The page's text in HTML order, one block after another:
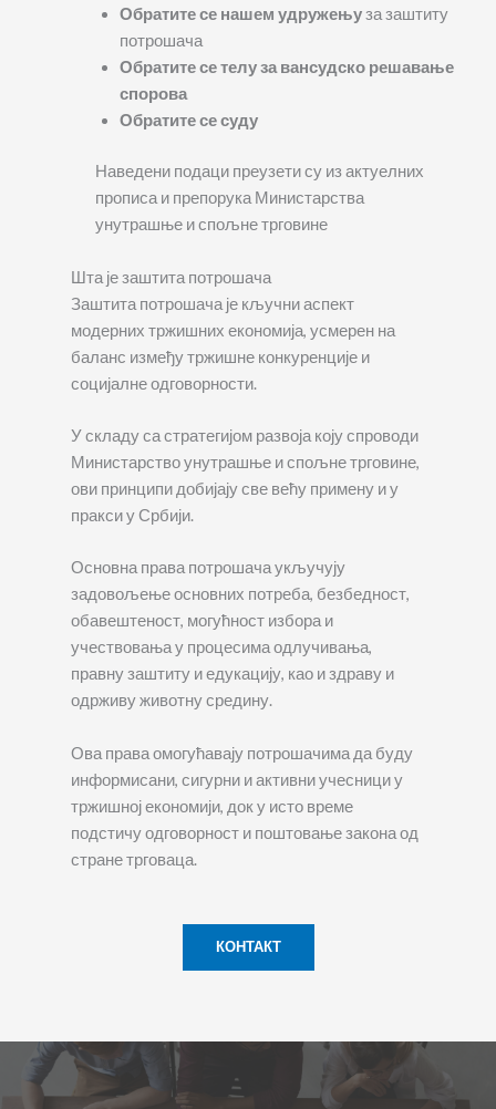
Обратите се нашем удружењуза заштиту
потрошача
Обратите се телу за вансудско решавање
спорова
Обратите се суду
Наведени подаци преузети су из актуелних
прописа и препорука Министарства
унутрашње и спољне трговине
Шта је заштита потрошача
Заштита потрошача је кључни аспект
модерних тржишних економија, усмерен на
баланс између тржишне конкуренције и
социјалне одговорности.
У складу са стратегијом развоја коју спроводи
Министарство унутрашње и спољне трговине,
ови принципи добијају све већу примену и у
пракси у Србији.
Основна права потрошача укључују
задовољење основних потреба, безбедност,
обавештеност, могућност избора и
учествовања у процесима одлучивања,
правну заштиту и едукацију, као и здраву и
одрживу животну средину.
Ова права омогућавају потрошачима да буду
информисани, сигурни и активни учесници у
тржишној економији, док у исто време
подстичу одговорност и поштовање закона од
стране трговаца.
КОНТАКТ